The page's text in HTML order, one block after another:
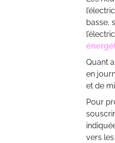
basse,
Quant
en
et de
Pour
vers